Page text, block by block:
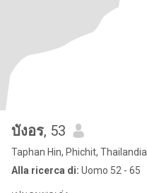
บังอร, 53
Taphan Hin, Phichit, Thailandia
Alla ricerca di: Uomo 52 - 65